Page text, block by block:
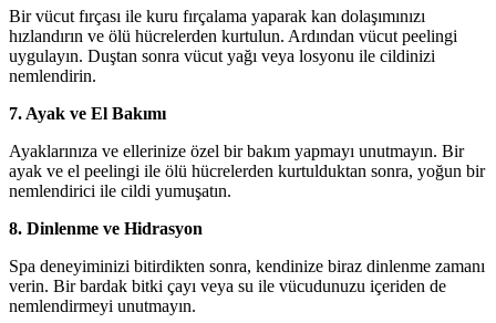
Bir vücut fırçası ile kuru fırçalama yaparak kan dolaşımınızı
hızlandırın ve ölü hücrelerden kurtulun. Ardından vücut peelingi
uygulayın. Duştan sonra vücut yağı veya losyonu ile cildinizi
nemlendirin.
7. Ayak ve El Bakımı
Ayaklarınıza ve ellerinize özel bir bakım yapmayı unutmayın. Bir
ayak ve el peelingi ile ölü hücrelerden kurtulduktan sonra, yoğun bir
nemlendirici ile cildi yumuşatın.
8. Dinlenme ve Hidrasyon
Spa deneyiminizi bitirdikten sonra, kendinize biraz dinlenme zamanı
verin. Bir bardak bitki çayı veya su ile vücudunuzu içeriden de
nemlendirmeyi unutmayın.